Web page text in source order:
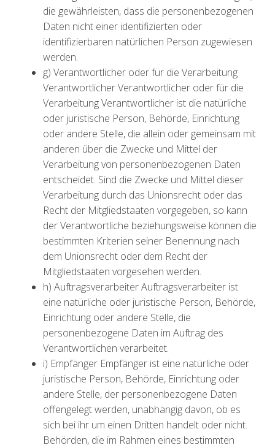
die gewährleisten, dass die personenbezogenen
Daten nicht einer identifizierten oder
identifizierbaren natürlichen Person zugewiesen
werden.
g) Verantwortlicher oder für die Verarbeitung
Verantwortlicher Verantwortlicher oder für die
Verarbeitung Verantwortlicher ist die natürliche
oder juristische Person, Behörde, Einrichtung
oder andere Stelle, die allein oder gemeinsam mit
anderen über die Zwecke und Mittel der
Verarbeitung von personenbezogenen Daten
entscheidet. Sind die Zwecke und Mittel dieser
Verarbeitung durch das Unionsrecht oder das
Recht der Mitgliedstaaten vorgegeben, so kann
der Verantwortliche beziehungsweise können die
bestimmten Kriterien seiner Benennung nach
dem Unionsrecht oder dem Recht der
Mitgliedstaaten vorgesehen werden.
h) Auftragsverarbeiter Auftragsverarbeiter ist
eine natürliche oder juristische Person, Behörde,
Einrichtung oder andere Stelle, die
personenbezogene Daten im Auftrag des
Verantwortlichen verarbeitet.
i) Empfänger Empfänger ist eine natürliche oder
juristische Person, Behörde, Einrichtung oder
andere Stelle, der personenbezogene Daten
offengelegt werden, unabhängig davon, ob es
sich bei ihr um einen Dritten handelt oder nicht.
Behörden, die im Rahmen eines bestimmten